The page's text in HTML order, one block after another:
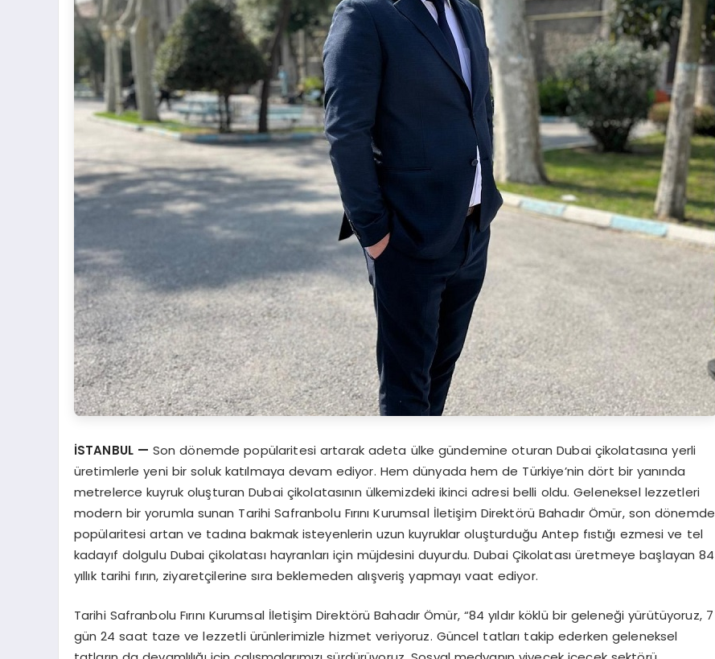
İSTANBUL — Son dönemde popülaritesi artarak adeta ülke gündemine oturan Dubai çikolatasına yerli
üretimlerle yeni bir soluk katılmaya devam ediyor. Hem dünyada hem de Türkiye’nin dört bir yanında
metrelerce kuyruk oluşturan Dubai çikolatasının ülkemizdeki ikinci adresi belli oldu. Geleneksel lezzetleri
modern bir yorumla sunan Tarihi Safranbolu Fırını Kurumsal İletişim Direktörü Bahadır Ömür, son dönemde
popülaritesi artan ve tadına bakmak isteyenlerin uzun kuyruklar oluşturduğu Antep fıstığı ezmesi ve tel
kadayıf dolgulu Dubai çikolatası hayranları için müjdesini duyurdu. Dubai Çikolatası üretmeye başlayan 84
yıllık tarihi fırın, ziyaretçilerine sıra beklemeden alışveriş yapmayı vaat ediyor.
Tarihi Safranbolu Fırını Kurumsal İletişim Direktörü Bahadır Ömür, “84 yıldır köklü bir geleneği yürütüyoruz, 7
gün 24 saat taze ve lezzetli ürünlerimizle hizmet veriyoruz. Güncel tatları takip ederken geleneksel